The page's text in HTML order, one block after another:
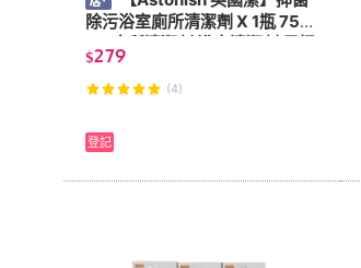
除污浴室廁所清潔劑 X 1瓶 750
ml(廁所清潔劑 浴室清潔劑 馬桶
清潔劑)
$279
(4)
登記